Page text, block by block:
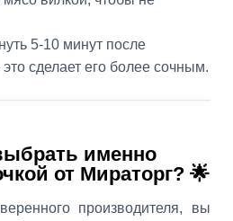
5-10 минут после
сделает его более сочным.
именно
от Мираторг? 🌟
производителя, вы